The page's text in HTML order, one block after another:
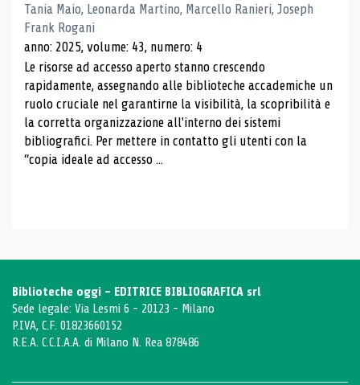
Tania Maio, Leonarda Martino, Marcello Ranieri, Joseph
Frank Rogani
anno: 2025, volume: 43, numero: 4
Le risorse ad accesso aperto stanno crescendo
rapidamente, assegnando alle biblioteche accademiche un
ruolo cruciale nel garantirne la visibilità, la scopribilità e
la corretta organizzazione all'interno dei sistemi
bibliografici. Per mettere in contatto gli utenti con la
“copia ideale ad accesso ...
Biblioteche oggi - EDITRICE BIBLIOGRAFICA srl
Sede legale: Via Lesmi 6 - 20123 - Milano
P.IVA, C.F. 01823660152
R.E.A. C.C.I.A.A. di Milano N. Rea 878486